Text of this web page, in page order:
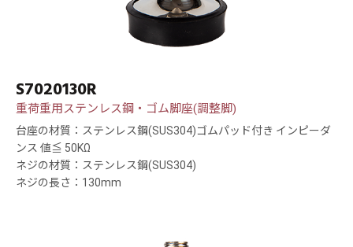
S7020130R
重荷重用ステンレス鋼・ゴム脚座(調整脚)
台座の材質：ステンレス鋼(SUS304)ゴムパッド付き インピーダ
ンス 値≦ 50KΩ
ネジの材質：ステンレス鋼(SUS304)
ネジの長さ：130mm